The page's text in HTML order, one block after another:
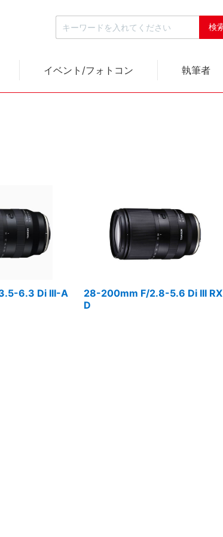
イベント/フォトコン 執筆者
6.3 Di III-A
28-200mm F/2.8-5.6 Di III RX
D